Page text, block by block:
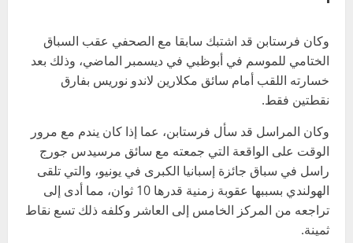
وكان فرستابن قد اشتبك سابقا مع الصحفي عقب السباق
الختامي للموسم في أبوظبي في ديسمبر الماضي، وذلك بعد
خسارته اللقب أمام سائق مكلارين لاندو نوريس بفارق
نقطتين فقط.
وكان المراسل قد سأل فرستابن، عما إذا كان يندم مع مرور
الوقت على الواقعة التي جمعته مع سائق مرسيدس جورج
راسل في سباق جائزة إسبانيا الكبرى في يونيو، والتي تلقى
الهولندي بسببها عقوبة زمنية قدرها 10 ثوان، مما أدى إلى
تراجعه من المركز الخامس إلى العاشر وكلفه ذلك تسع نقاط
ثمينة.